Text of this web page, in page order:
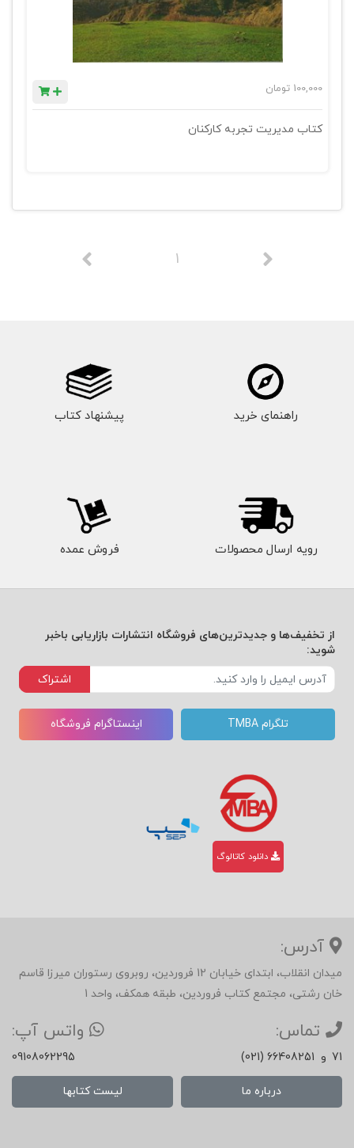
100,000 تومان
کتاب مدیریت تجربه کارکنان
1
راهنمای خرید پیشنهاد کتاب
رویه ارسال محصولات فروش عمده
از تخفیف‌ها و جدیدترین‌های فروشگاه انتشارات بازاریابی باخبر
شوید:
اشتراک
تلگرام TMBA اینستاگرام فروشگاه
دانلود کاتالوگ
آدرس:
میدان انقلاب، ابتدای خیابان 12 فروردین، روبروی رستوران میرزا قاسم
خان رشتی، مجتمع کتاب فروردین، طبقه همکف، واحد 1
تماس:
(021) 66408251 و 71
واتس آپ:
09108062295
درباره ما لیست کتابها